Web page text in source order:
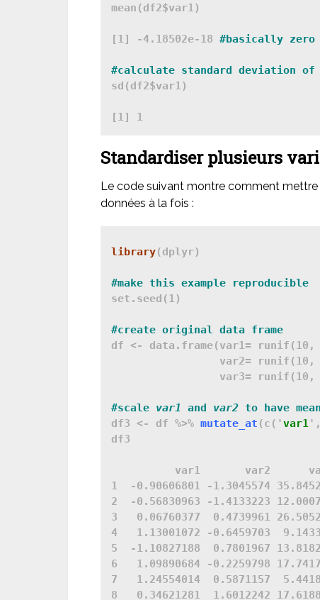
mean(df2$var1)
[1] -4.18502e-18 #basically zero
#calculate standard deviation
sd(df2$var1)
[1] 1
Standardiser plusieurs
Le code suivant montre comment mettre
données à la fois :
library(dplyr)
#make this example reproducible
set.seed(1)
df <- data.frame(var1=
var2= runif(10,
var3= runif(10,
#scale var1 and var2 to have
df3 <- df %>% mutate_at (c('var1
df3
var1       var2
1  -0.90606801 -1.3045574
2  -0.56830963 -1.4133223
3   0.06760377  0.4739961
4   1.13001072 -0.6459703
5  -1.10827188  0.7801967
6   1.09890684 -0.2259798
7   1.24554014  0.5871157
8   0.34621281  1.6012242